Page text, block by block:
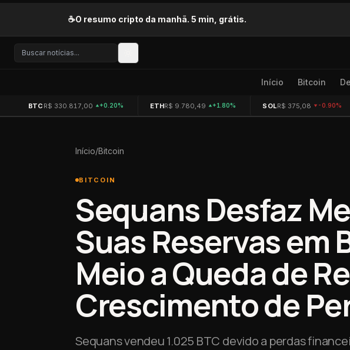
☕ O resumo cripto da manhã. 5 min, grátis.
Início Bitcoin
BTC R$ 330.817,00 +0.20% ETHR$ 9.780,49 +1.80% SOL R$ 375,08 -0.90%
Início/Bitcoin
BITCOIN
Sequans Desfaz
Suas Reservas em
Meio a Queda de
Crescimento de
Sequans vendeu 1.025 BTC devido a perdas